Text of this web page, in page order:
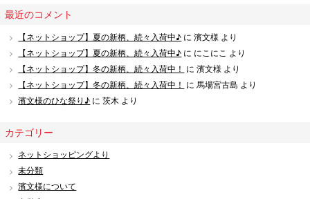
最近のコメント
【ネットショップ】夏の新柄、続々入荷中♪ に濱文様 より
【ネットショップ】夏の新柄、続々入荷中♪ に にこにこ より
【ネットショップ】冬の新柄、続々入荷中！ に濱文様 より
【ネットショップ】冬の新柄、続々入荷中！ に 馬場宮古島 より
濱文様のひな祭り♪ に茨木 より
カテゴリー
ネットショッピングより
未分類
濱文様について